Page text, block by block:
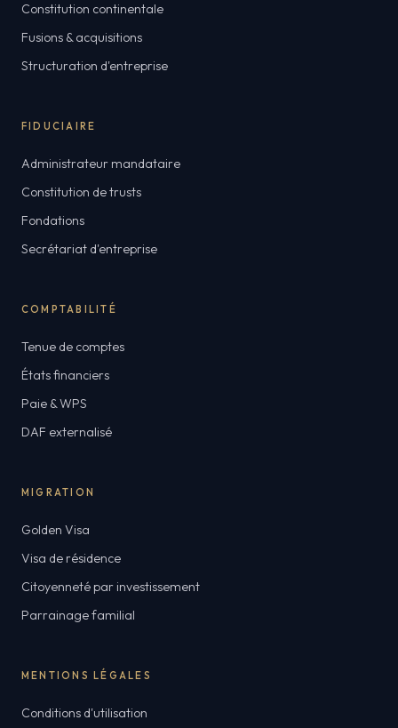
Constitution continentale
Fusions & acquisitions
Structuration d'entreprise
FIDUCIAIRE
Administrateur mandataire
Constitution de trusts
Fondations
Secrétariat d'entreprise
COMPTABILITÉ
Tenue de comptes
États financiers
Paie & WPS
DAF externalisé
MIGRATION
Golden Visa
Visa de résidence
Citoyenneté par investissement
Parrainage familial
MENTIONS LÉGALES
Conditions d'utilisation